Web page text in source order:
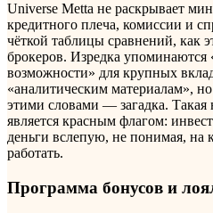
Universe Metta не раскрывает
кредитного плеча, комиссии и
чёткой таблицы сравнений, как
брокеров. Изредка
возможности» для крупных
«аналитическим материалам»,
этими словами — загадка. Такая
является красным флагом:
деньги вслепую, не понимая, на
работать.
Программа бонусов и